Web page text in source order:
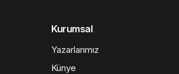
Kurumsal
Yazarlarımız
Künye